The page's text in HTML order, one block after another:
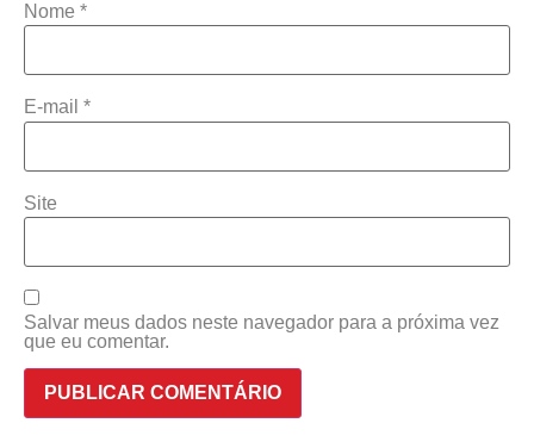
Nome *
E-mail *
Site
Salvar meus dados neste navegador para a próxima vez
que eu comentar.